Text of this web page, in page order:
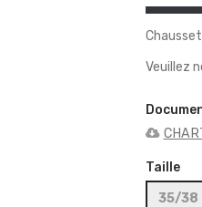
Veuillez
Taille
35/38